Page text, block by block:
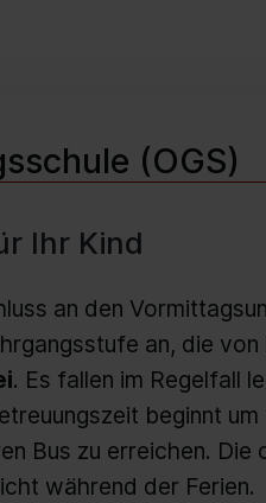
(OGS)
Ihr Kind
an den
an, die
. Es fallen im Regelfall
beginnt
Bus zu erreichen.
während der Ferien.